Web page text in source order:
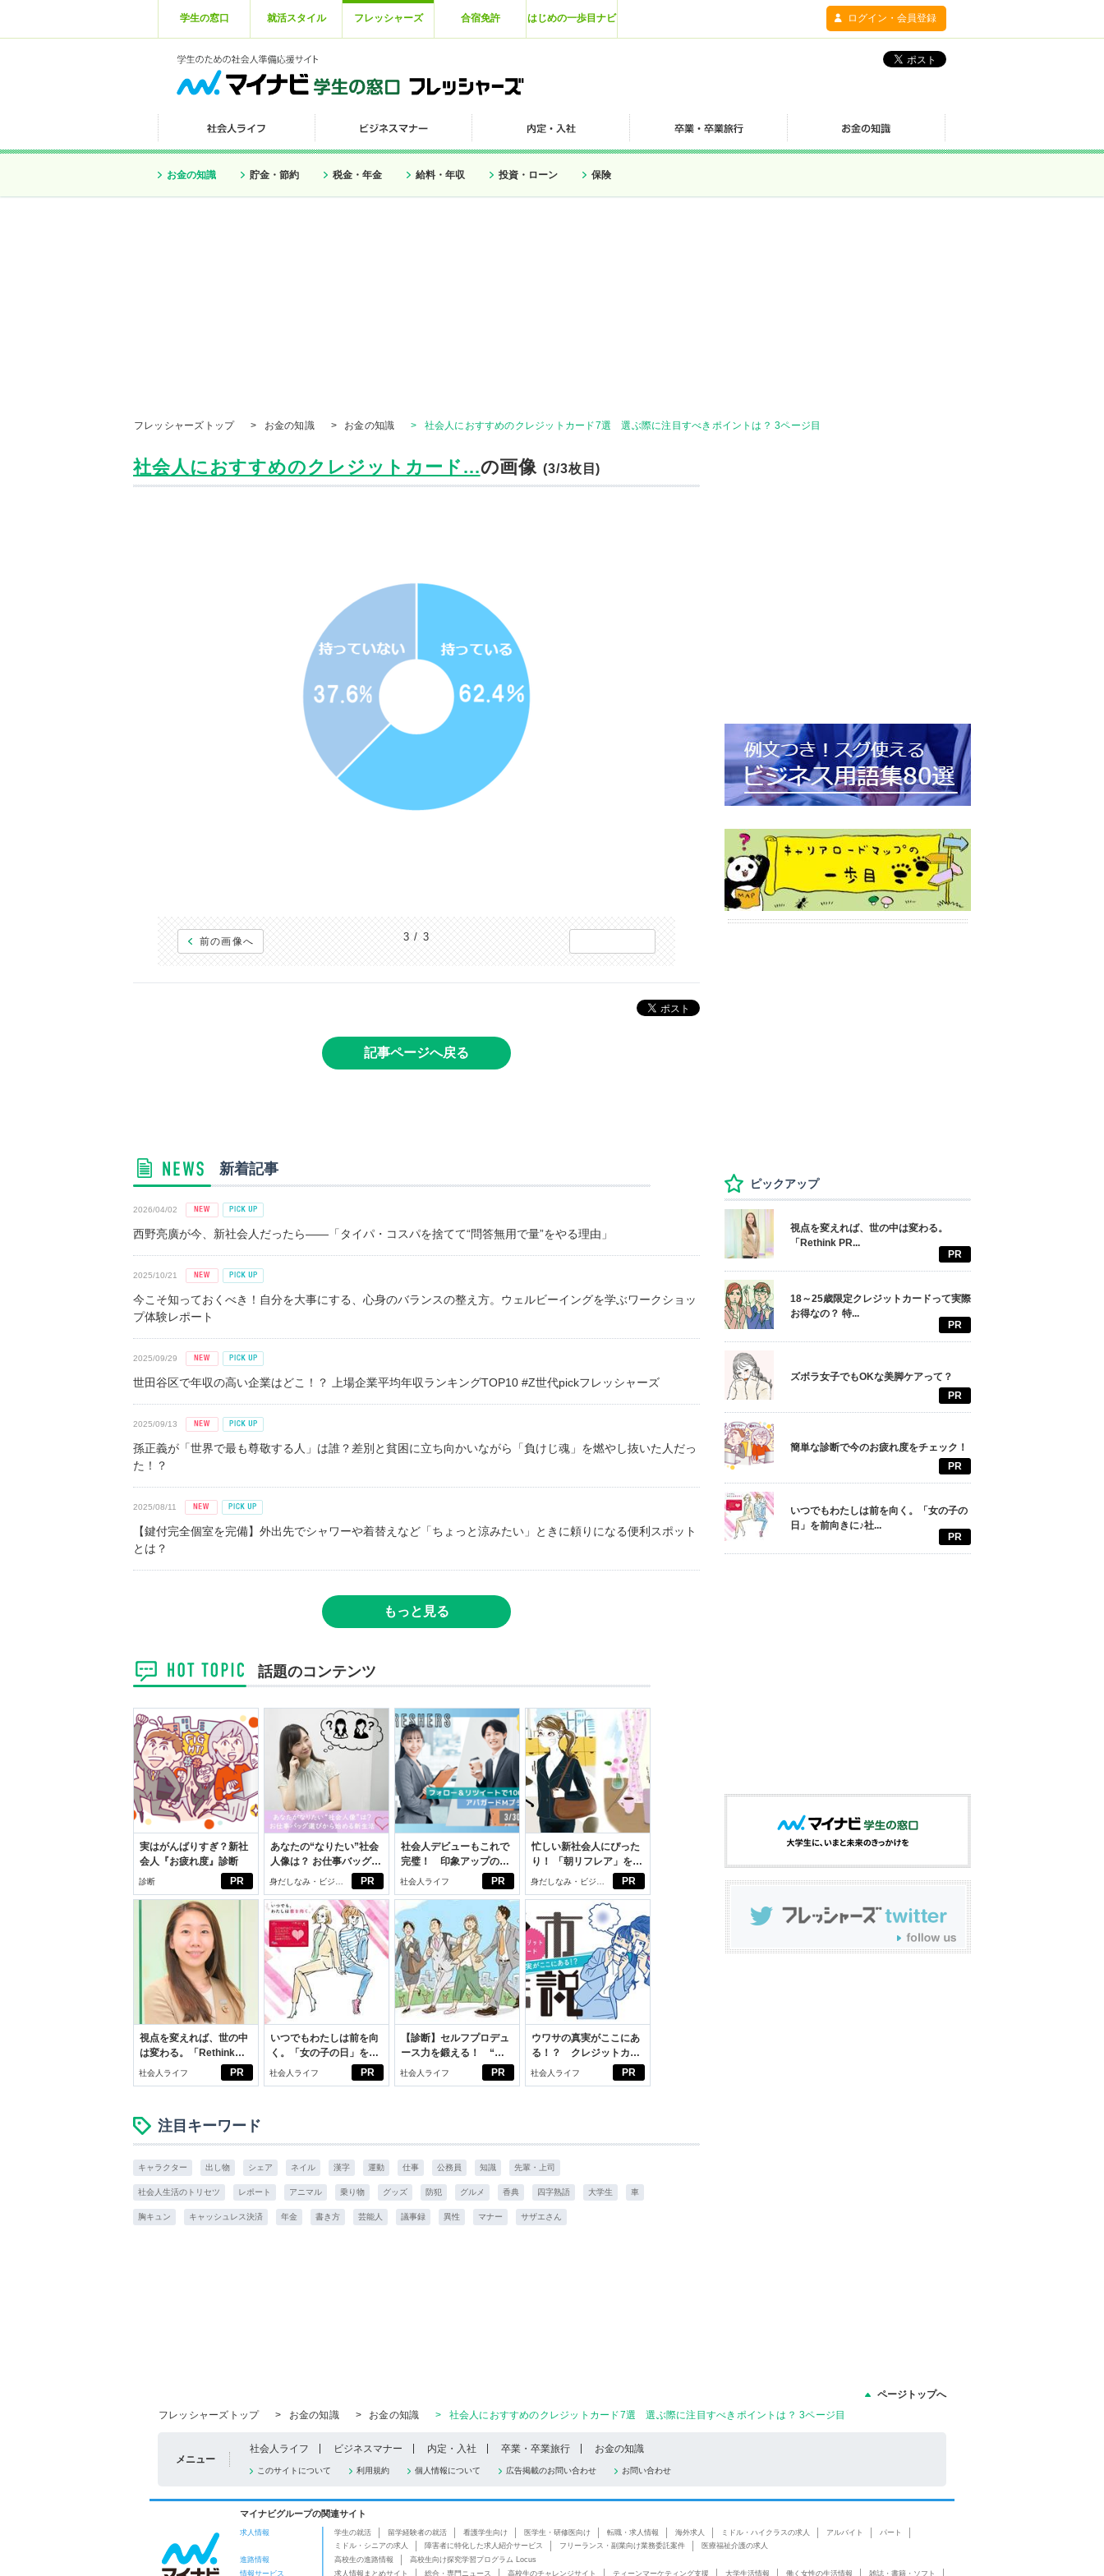
学生の窓口 就活スタイル フレッシャーズ 合宿免許 はじめの一歩目ナビ ログイン・会員登録
お金の知識 貯金・節約 税金・年金 給料・年収 投資・ローン 保険
フレッシャーズトップ > お金の知識 > お金の知識 > 社会人におすすめのクレジットカード7選 選ぶ際に注目すべきポイントは？ 3ページ目
社会人におすすめのクレジットカード...の画像(3/3枚目)
前の画像へ 3 / 3
記事ページへ戻る
新着記事
2026/04/02
西野亮廣が今、新社会人だったら――「タイパ・コスパを捨てて“問答無用で量”をやる理由」
2025/10/21
今こそ知っておくべき！自分を大事にする、心身のバランスの整え方。ウェルビーイングを学ぶワークショッ
プ体験レポート
2025/09/29
世田谷区で年収の高い企業はどこ！？ 上場企業平均年収ランキングTOP10 #Z世代pickフレッシャーズ
2025/09/13
孫正義が「世界で最も尊敬する人」は誰？差別と貧困に立ち向かいながら「負けじ魂」を燃やし抜いた人だっ
た！？
2025/08/11
【鍵付完全個室を完備】外出先でシャワーや着替えなど「ちょっと涼みたい」ときに頼りになる便利スポット
とは？
もっと見る
話題のコンテンツ
PR
実はがんばりすぎ？新社
会人『お疲れ度』診断
診断 PR
あなたの“なりたい”社会
人像は？ お仕事バッグ選
びから始める新生活
身だしなみ・ビジネ
スアイテム
PR
社会人デビューもこれで
完璧！ 印象アップのセ
ルフプロデュース術
社会人ライフ PR
忙しい新社会人にぴった
り！ 「朝リフレア」をは
じめよう。しっかりニオ
イケアして24時間快適。
身だしなみ・ビジネ
スアイテム
PR
視点を変えれば、世の中
は変わる。「Rethink
PROJECT」がつたえた
社会人ライフ PR
いつでもわたしは前を向
く。「女の子の日」を前
向きに♪社会人エリ・大
社会人ライフ PR
【診断】セルフプロデュ
ース力を鍛える！ “ジ
ブン観”診断
社会人ライフ PR
ウワサの真実がここにあ
る！？ クレジットカー
ドの都市伝説
社会人ライフ
注目キーワード
キャラクター 出し物 シェア ネイル 漢字 運動 仕事 公務員 知識 先輩・上司
社会人生活のトリセツ レポート アニマル 乗り物 グッズ 防犯 グルメ 香典 四字熟語 大学生 車
胸キュン キャッシュレス決済 年金 書き方 芸能人 議事録 異性 マナー サザエさん
ピックアップ
視点を変えれば、世の中は変わる。
「Rethink PR...
PR
18～25歳限定クレジットカードって実際
お得なの？ 特...
PR
ズボラ女子でもOKな美脚ケアって？
PR
簡単な診断で今のお疲れ度をチェック！
PR
いつでもわたしは前を向く。「女の子の
日」を前向きに♪社...
PR
ページトップへ
フレッシャーズトップ
> お金の知識 > お金の知識 > 社会人におすすめのクレジットカード7選 選ぶ際に注目すべきポイントは？ 3ページ目
メニュー
社会人ライフ ビジネスマナー 内定・入社 卒業・卒業旅行 お金の知識
このサイトについて 利用規約 個人情報について 広告掲載のお問い合わせ お問い合わせ
マイナビグループの関連サイト
求人情報 学生の就活 留学経験者の就活 看護学生向け 医学生・研修医向け 転職・求人情報 海外求人 ミドル・ハイクラスの求人 アルバイト
パート
ミドル・シニアの求人
障害者に特化した求人紹介サービス フリーランス・副業向け業務委託案件
医療福祉介護の求人
進路情報
高校生の進路情報
高校生向け探究学習プログラム Locus
情報サービス
求人情報まとめサイト 総合・専門ニュース 高校生のチャレンジサイト ティーンマーケティング支援 大学生活情報 働く女性の生活情報 雑誌・書籍・ソフト